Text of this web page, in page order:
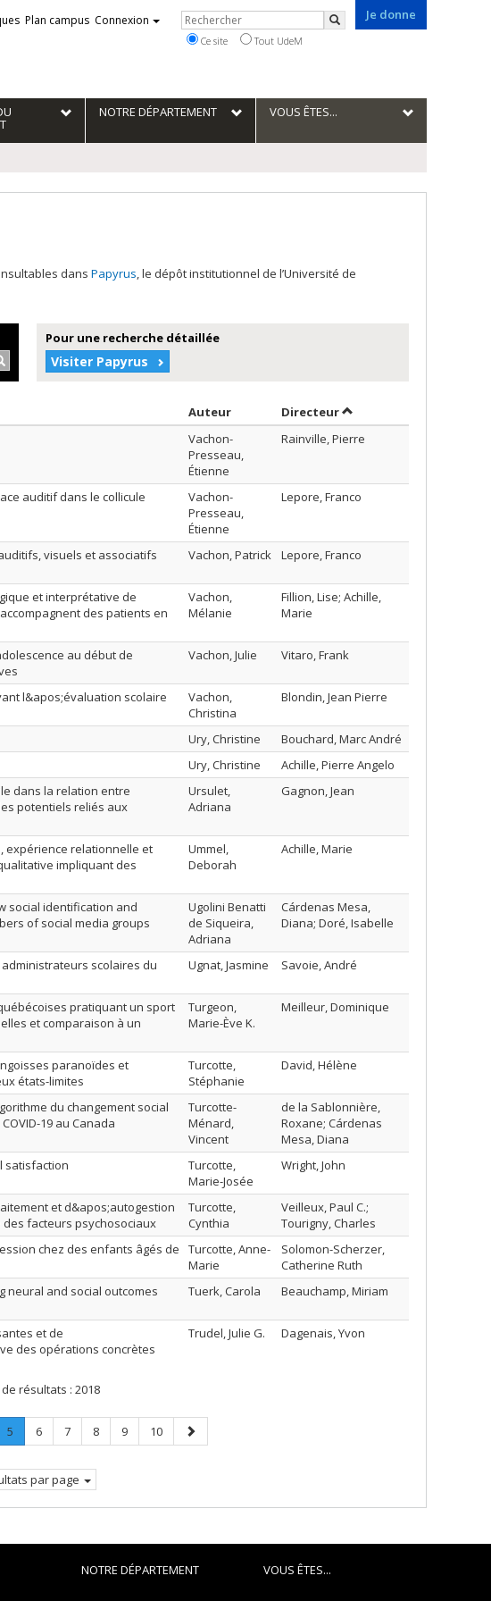
Je donne
Plan campus Connexion Rechercher
Rechercher
Ce site Tout UdeM
NOTRE DÉPARTEMENT VOUS ÊTES...
dans Papyrus, le dépôt institutionnel de l’Université de
Pour une recherche détaillée
Visiter Papyrus
Auteur Trier par auteur en ordre décroissant
Directeurpar contributeur en
Vachon-
Presseau,
Étienne
Rainville, Pierre
auditif dans le collicule
Vachon-
Presseau,
Étienne
Lepore, Franco
visuels et associatifs
Vachon, Patrick Lepore, Franco
et interprétative de
des patients en
Vachon,
Mélanie
Fillion, Lise; Achille,
Marie
au début de
Vachon, Julie Vitaro, Frank
l&apos;évaluation scolaire
Vachon,
Christina
Blondin, Jean Pierre
Ury, Christine
Bouchard, Marc André
Ury, Christine
Achille, Pierre Angelo
dans la relation entre
potentiels reliés aux
Ursulet,
Adriana
Gagnon, Jean
expérience relationnelle et
impliquant des
Ummel,
Deborah
Achille, Marie
social identification and
of social media groups
Ugolini Benatti
de Siqueira,
Adriana
Cárdenas Mesa,
Diana; Doré, Isabelle
scolaires du
Ugnat, Jasmine Savoie, André
pratiquant un sport
et comparaison à un
Turgeon,
Marie-Ève K.
Meilleur, Dominique
paranoïdes et
états-limites
Turcotte,
Stéphanie
David, Hélène
du changement social
19 au Canada
Turcotte-
Ménard,
Vincent
de la Sablonnière,
Roxane; Cárdenas
Mesa, Diana
satisfaction
Turcotte,
Marie-Josée
Wright, John
et d&apos;autogestion
facteurs psychosociaux
Turcotte,
Cynthia
Veilleux, Paul C.;
Tourigny, Charles
chez des enfants âgés de
Turcotte, Anne-
Marie
Solomon-Scherzer,
Catherine Ruth
neural and social outcomes
Tuerk, Carola Beauchamp, Miriam
et de
des opérations concrètes
Trudel, Julie G. Dagenais, Yvon
résultats : 2018
Page
5.
Page
Page
6 Page
7 Page
8 Page
9 Page
10
Page
suivante
par page
NOTRE DÉPARTEMENT VOUS ÊTES...